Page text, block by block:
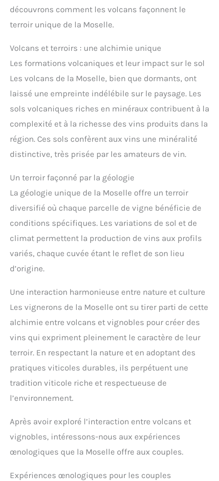
découvrons comment les volcans façonnent le
terroir unique de la Moselle.
Volcans et terroirs : une alchimie unique
Les formations volcaniques et leur impact sur le sol
Les volcans de la Moselle, bien que dormants, ont
laissé une empreinte indélébile sur le paysage. Les
sols volcaniques riches en minéraux contribuent à la
complexité et à la richesse des vins produits dans la
région. Ces sols confèrent aux vins une minéralité
distinctive, très prisée par les amateurs de vin.
Un terroir façonné par la géologie
La géologie unique de la Moselle offre un terroir
diversifié où chaque parcelle de vigne bénéficie de
conditions spécifiques. Les variations de sol et de
climat permettent la production de vins aux profils
variés, chaque cuvée étant le reflet de son lieu
d’origine.
Une interaction harmonieuse entre nature et culture
Les vignerons de la Moselle ont su tirer parti de cette
alchimie entre volcans et vignobles pour créer des
vins qui expriment pleinement le caractère de leur
terroir. En respectant la nature et en adoptant des
pratiques viticoles durables, ils perpétuent une
tradition viticole riche et respectueuse de
l’environnement.
Après avoir exploré l’interaction entre volcans et
vignobles, intéressons-nous aux expériences
œnologiques que la Moselle offre aux couples.
Expériences œnologiques pour les couples